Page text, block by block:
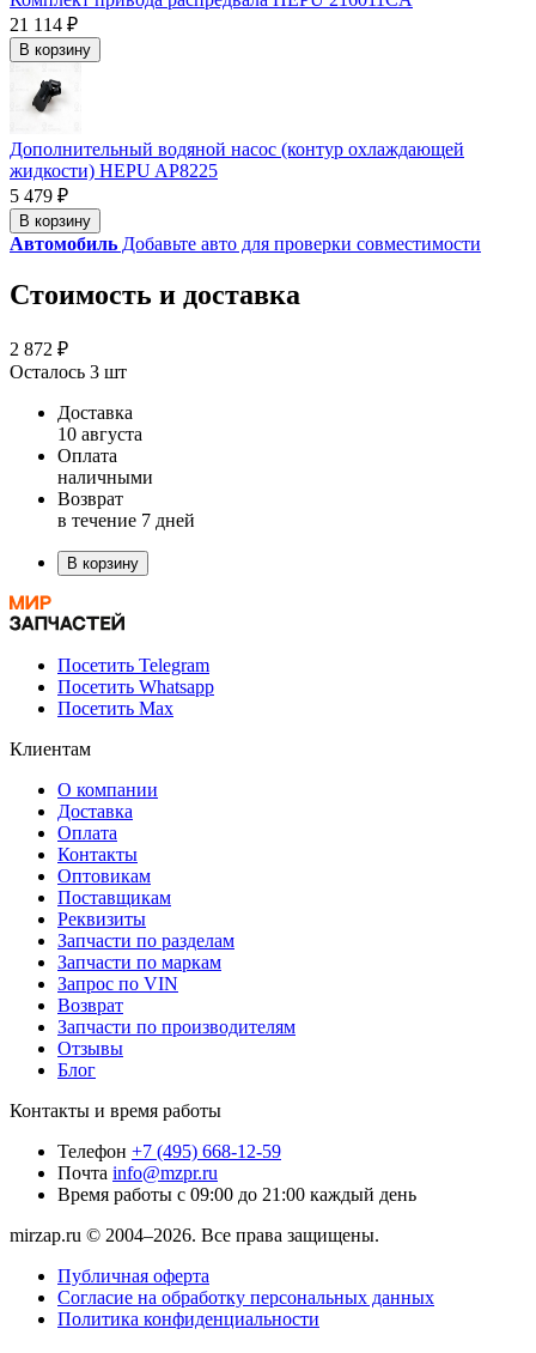
21 114 ₽
В корзину
Дополнительный водяной насос (контур охлаждающей
жидкости) HEPU AP8225
5 479 ₽
В корзину
Автомобиль Добавьте авто для проверки совместимости
Стоимость и доставка
2 872 ₽
Осталось 3 шт
Доставка
10 августа
Оплата
наличными
Возврат
в течение 7 дней
В корзину
Посетить Telegram
Посетить Whatsapp
Посетить Max
Клиентам
О компании
Доставка
Оплата
Контакты
Оптовикам
Поставщикам
Реквизиты
Запчасти по разделам
Запчасти по маркам
Запрос по VIN
Возврат
Запчасти по производителям
Отзывы
Блог
Контакты и время работы
Телефон +7 (495) 668-12-59
Почта info@mzpr.ru
Время работы с 09:00 до 21:00 каждый день
mirzap.ru © 2004–2026. Все права защищены.
Публичная оферта
Согласие на обработку персональных данных
Политика конфиденциальности